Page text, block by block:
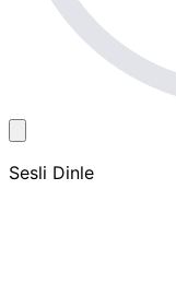
Sesli Dinle